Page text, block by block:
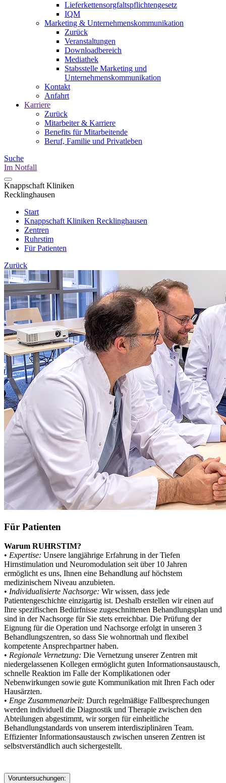
Lieferkettensorgfaltspflichtengesetz
IQM
Marketing & Unternehmenskommunikation
Zurück
Veranstaltungen
Downloadbereich
Mediathek
Stabsstelle Marketing und
Unternehmenskommunikation
Kontakt
Anfahrt
Karriere
Zurück
Mitarbeiter & Karriere
Benefits für Mitarbeitende
Beruf, Familie und Privatleben
Suche
Im Notfall
Knappschaft Kliniken
Recklinghausen
Start
Knappschaft Kliniken Recklinghausen
Zentren
Ruhrstim
Für Patienten
Zurück
Für Patienten
Warum RUHRSTIM?
• Expertise: Unsere langjährige Erfahrung in der Tiefen
Hirnstimulation und Neuromodulation seit über 10 Jahren
ermöglicht es uns, Ihnen eine Behandlung auf höchstem
medizinischem Niveau anzubieten.
• Individualisierte Nachsorge: Wir wissen, dass jede
Patientengeschichte einzigartig ist. Deshalb erstellen wir einen auf
Ihre spezifischen Bedürfnisse zugeschnittenen Behandlungsplan und
sind in der Nachsorge für Sie stets erreichbar. Die Prüfung der
Eignung für die Operation und Nachsorge erfolgt in unseren 3
Behandlungszentren, so dass Sie wohnortnah und flexibel
kompetente Ansprechpartner haben.
• Regionale Vernetzung: Die Vernetzung unserer Zentren mit
niedergelassenen Kollegen ermöglicht guten Informationsaustausch,
schnelle Reaktion im Falle der Komplikationen oder
Nebenwirkungen sowie gute Kommunikation mit Ihren Fach oder
Hausärzten.
• Enge Zusammenarbeit: Durch regelmäßige Fallbesprechungen
werden individuell die Diagnostik und Therapie zwischen den
Abteilungen abgestimmt, wir sorgen für einheitliche
Behandlungstandards von unserem interdisziplinären Team.
Effizienter Informationsaustausch zwischen unseren Zentren ist
selbstverständlich auch sichergestellt.
Voruntersuchungen: